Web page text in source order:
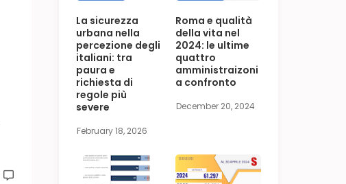
La sicurezza
urbana nella
percezione degli
italiani: tra
paura e
richiesta di
regole più
severe
February 18, 2026
Roma e qualità
della vita nel
2024: le ultime
quattro
amministraizoni
a confronto
December 20, 2024